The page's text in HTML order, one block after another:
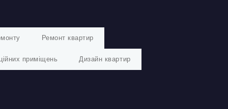
Ремонт квартир
приміщень Дизайн квартир